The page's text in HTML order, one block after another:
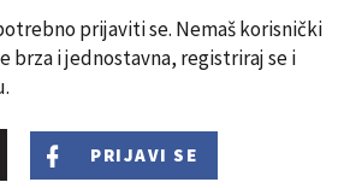
prijaviti se. Nemaš korisnički
brza i jednostavna, registriraj se i
PRIJAVI SE